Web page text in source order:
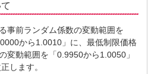
事前ランダム係数の変動範囲を
から1.0010」に、最低制限価格
変動範囲を「0.9950から1.0050」
します。